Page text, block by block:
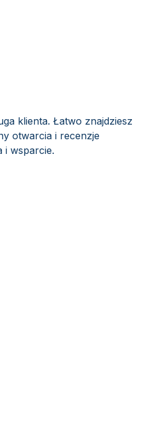
klienta. Łatwo znajdziesz
otwarcia i recenzje
i wsparcie.